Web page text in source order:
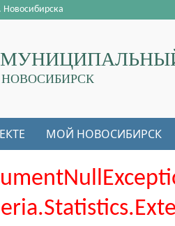
НОВОСИБИРСК
Новосибирска
МОЙ НОВОСИБИРСК